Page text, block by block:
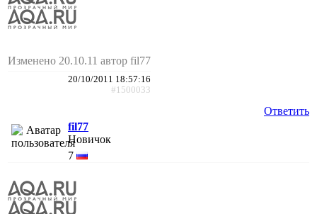
Изменено 20.10.11 автор fil77
20/10/2011 18:57:16
#1500033
Ответить
fil77
Новичок
7